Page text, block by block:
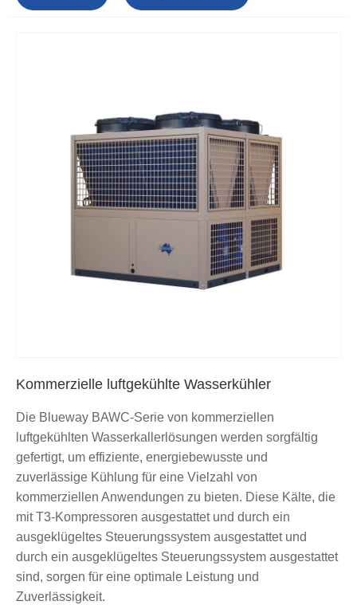
Kommerzielle luftgekühlte Wasserkühler
Die Blueway BAWC-Serie von kommerziellen
luftgekühlten Wasserkallerlösungen werden sorgfältig
gefertigt, um effiziente, energiebewusste und
zuverlässige Kühlung für eine Vielzahl von
kommerziellen Anwendungen zu bieten. Diese Kälte, die
mit T3-Kompressoren ausgestattet und durch ein
ausgeklügeltes Steuerungssystem ausgestattet und
durch ein ausgeklügeltes Steuerungssystem ausgestattet
sind, sorgen für eine optimale Leistung und
Zuverlässigkeit.